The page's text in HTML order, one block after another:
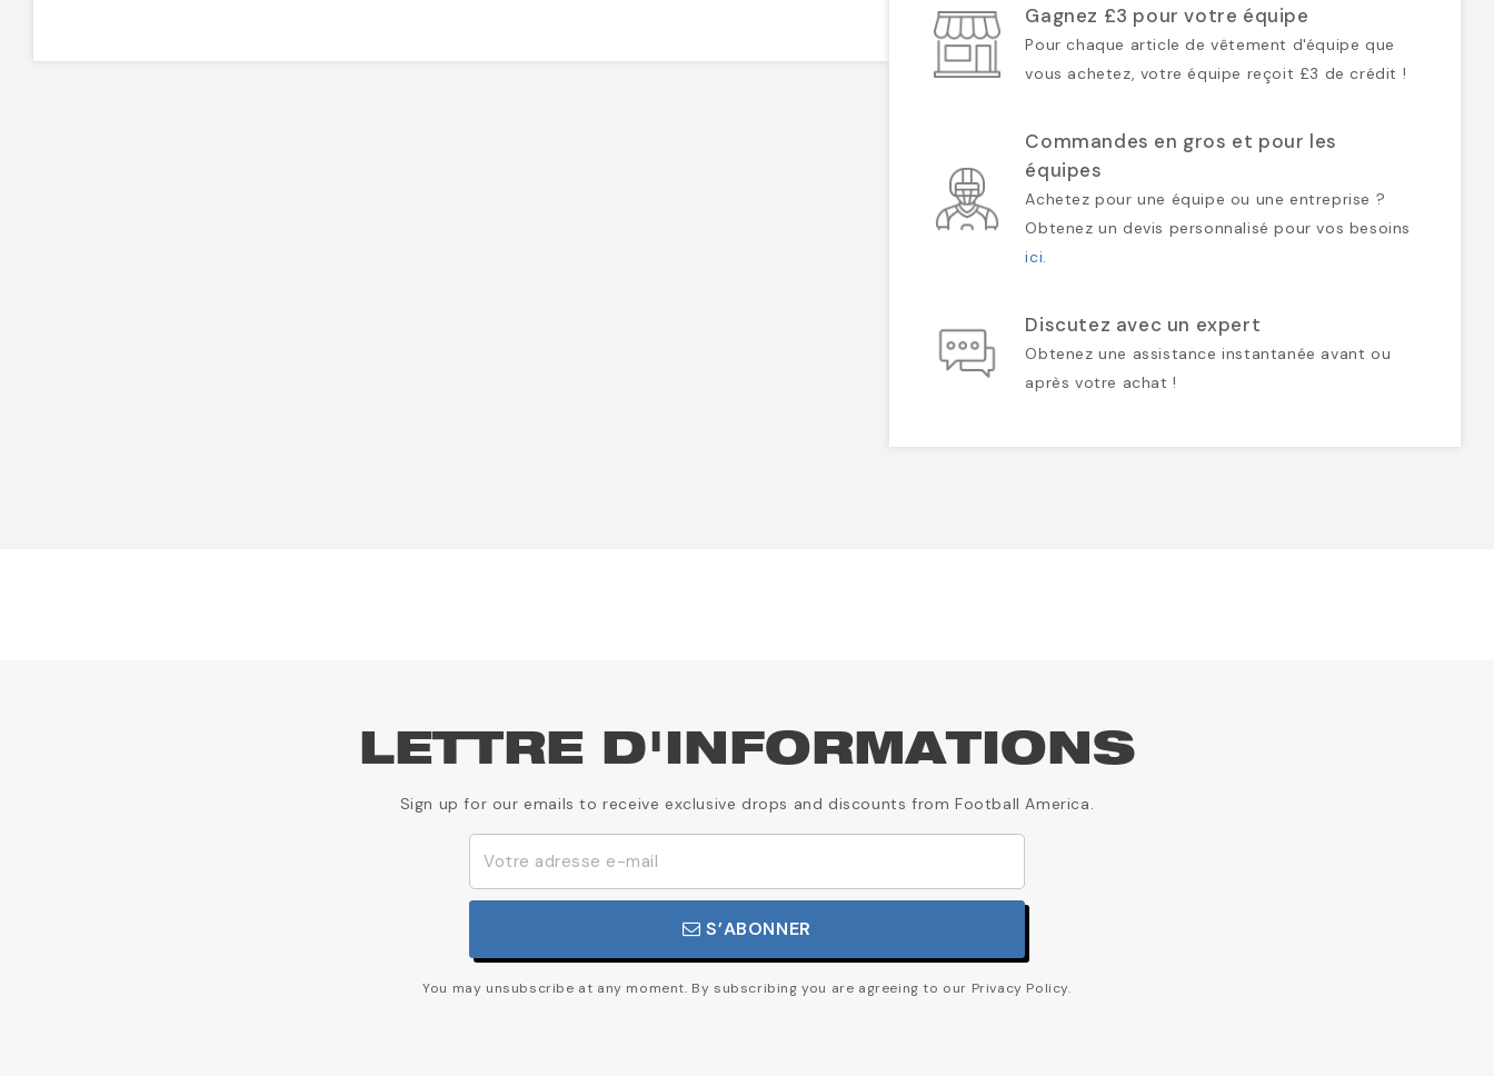
Gagnez £3 pour votre équipe
Pour chaque article de vêtement d'équipe que
vous achetez, votre équipe reçoit £3 de crédit !
Commandes en gros et pour les
équipes
Achetez pour une équipe ou une entreprise ?
Obtenez un devis personnalisé pour vos besoins
ici.
Discutez avec un expert
Obtenez une assistance instantanée avant ou
après votre achat !
LETTRE D'INFORMATIONS
Sign up for our emails to receive exclusive drops and discounts from Football America.
S’ABONNER
You may unsubscribe at any moment. By subscribing you are agreeing to our Privacy Policy.